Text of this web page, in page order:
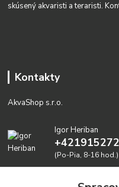
skúsený akvaristi a teraristi.
Kontakty
AkvaShop s.r.o.
Igor Heriban
(Po-Pia, 8-16 hod.)